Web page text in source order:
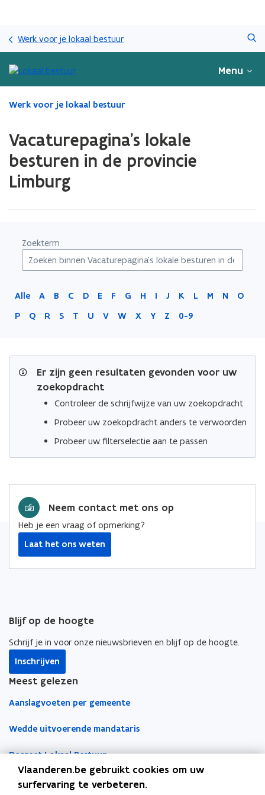
gaan
Werk voor je lokaal bestuur
Menu
Gedaan
bevindt
zich
op:
Vacaturepagina's
provincie
Limburg
Werk voor je lokaal bestuur
Vacaturepagina's lokale
besturen in de provincie
Limburg
Zoekterm
Alle A B C D E F G H I J K L M N
O
P
Q R S T U V W X Y Z 0-9
Er zijn geen resultaten gevonden voor uw
zoekopdracht
Controleer de schrijfwijze van uw zoekopdracht
Probeer uw zoekopdracht anders te verwoorden
Probeer uw filterselectie aan te passen
Neem contact met ons op
Heb je een vraag of opmerking?
Laat het ons weten
Blijf op de hoogte
Schrijf je in voor onze nieuwsbrieven en blijf op de hoogte.
Inschrijven
Meest gelezen
Aanslagvoeten per gemeente
Wedde uitvoerende mandataris
Decreet Lokaal Bestuur
Boekhoudfiches
Vlaanderen.be gebruikt cookies om uw
surfervaring te verbeteren.